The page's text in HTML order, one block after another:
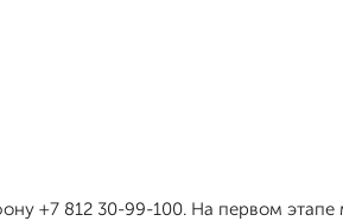
+7 812 30-99-100. На первом